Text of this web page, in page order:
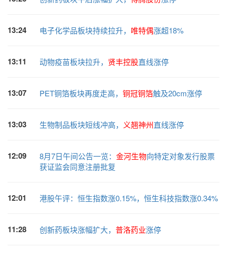
13:24 电子化学品板块持续拉升， 唯特偶涨超18%
13:11 动物疫苗板块拉升， 贤丰控股直线涨停
13:07 PET铜箔板块再度走高， 铜冠铜箔触及20cm涨停
13:03 生物制品板块短线冲高， 义翘神州直线涨停
12:09 8月7日午间公告一览： 金河生物向特定对象发行股票
获证监会同意注册批复
12:01 港股午评：恒生指数涨0.15%，恒生科技指数涨0.34%
11:28 创新药板块涨幅扩大， 普洛药业涨停